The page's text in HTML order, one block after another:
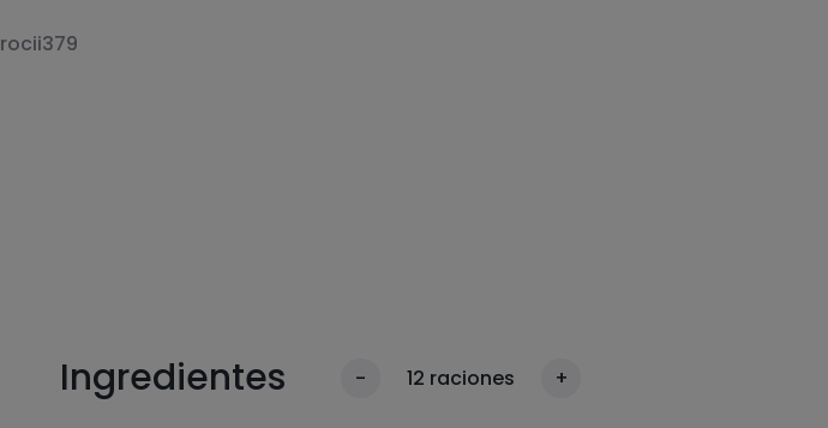
rocii379
Ingredientes - 12 raciones +